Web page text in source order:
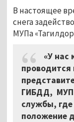
В настоящее
снега
МУПа
«У нас
проводится
ГИБДД, МУП
службы,
положение